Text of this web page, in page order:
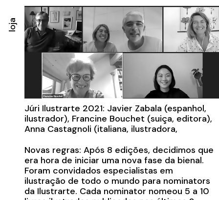
loja
– Icinori, Mayumi Otero (franco - japonesa) e
Raphael Urwiller (francês) com o livro Seul,
Travel Book (ed. Louis Vuiton, 2018). Menção
especiais – André Letria (Portugal) com o
livro A Guerra (ed. Pato Lógico ) e Anne Laval
(França) com o livro Une belle Journée (ed.
Rouergue).
Júri Ilustrarte 2021: Javier Zabala (espanhol,
ilustrador), Francine Bouchet (suiça, editora),
Anna Castagnoli (italiana, ilustradora,
illustradora, vencedora da Ilustrarte 2018).
Novas regras: Após 8 edições, decidimos que
era hora de iniciar uma nova fase da bienal.
Foram convidados especialistas em
ilustração de todo o mundo para nominators
da Ilustrarte. Cada nominator nomeou 5 a 10